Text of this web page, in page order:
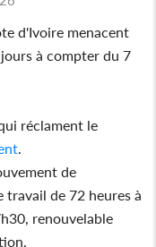
d'Ivoire menacent
à compter du 7
réclament le
de
de 72 heures à
renouvelable